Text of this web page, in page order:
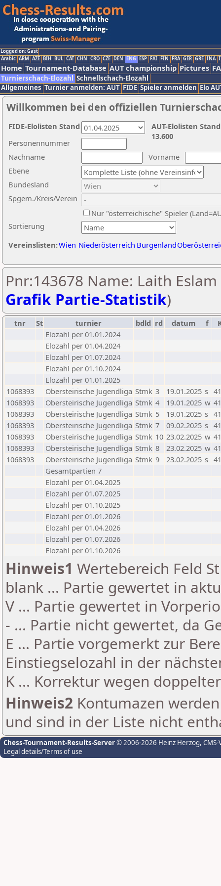
Logged on: Gast
Arabic ARM AZE BIH BUL CAT CHN CRO CZE DEN ENG ESP FAI FIN FRA GER GRE INA
Home Tournament-Database AUT championship Pictures
Turnierschach-Elozahl Schnellschach-Elozahl
Allgemeines Turnier anmelden: AUT FIDE Spieler anmelden Elo
Willkommen bei den offiziellen
Nachname
Vorname
Ebene
Sortierung
Personennummer
Bundesland
Spgem./Kreis/Verein
Nur "österreichische" Spieler
Vereinslisten:Wien Niederösterreich Burgenland
AUT-Elolisten
13.600
FIDE-Elolisten Stand
Pnr:143678 Name: Laith Eslam
Grafik Partie-Statistik)
tnr St turnier bdld rd datum f
Elozahl per 01.01.2024
Elozahl per 01.04.2024
Elozahl per 01.07.2024
Elozahl per 01.10.2024
Elozahl per 01.01.2025
1068393
Obersteirische Jugendliga Stmk 3 19.01.2025 s
1068393
Obersteirische Jugendliga Stmk 4 19.01.2025 w
1068393
Obersteirische Jugendliga Stmk 5 19.01.2025 s
1068393
Obersteirische Jugendliga Stmk 7 09.02.2025 s
1068393
Obersteirische Jugendliga Stmk 10 23.02.2025 w
1068393
Obersteirische Jugendliga Stmk 8 23.02.2025 w
1068393
Obersteirische Jugendliga Stmk 9 23.02.2025 s
Gesamtpartien 7
Elozahl per 01.04.2025
Elozahl per 01.07.2025
Elozahl per 01.10.2025
Elozahl per 01.01.2026
Elozahl per 01.04.2026
Elozahl per 01.07.2026
Elozahl per 01.10.2026
Hinweis1 Wertebereich Feld
blank ... Partie gewertet in
V ... Partie gewertet in
- ... Partie nicht gewertet, da
E ... Partie vorgemerkt zur
Einstiegselozahl in der
K ... Korrektur wegen
Hinweis2 Kontumazen
und sind in der Liste nicht
Chess-Tournament-Results-Server© 2006-2026 Heinz Herzog,
Legal details/Terms of use